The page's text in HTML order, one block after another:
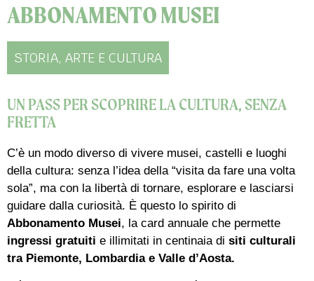
ABBONAMENTO MUSEI
STORIA, ARTE E CULTURA
UN PASS PER SCOPRIRE LA CULTURA, SENZA
FRETTA
C’è un modo diverso di vivere musei, castelli e luoghi
della cultura: senza l’idea della “visita da fare una volta
sola”, ma con la libertà di tornare, esplorare e lasciarsi
guidare dalla curiosità. È questo lo spirito di
Abbonamento Musei, la card annuale che permette
ingressi gratuiti e illimitati in centinaia di siti culturali
tra Piemonte, Lombardia e Valle d’Aosta.